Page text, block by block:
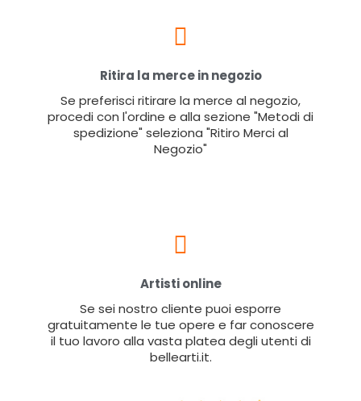
Ritira la merce in negozio
Se preferisci ritirare la merce al negozio,
procedi con l'ordine e alla sezione "Metodi di
spedizione" seleziona "Ritiro Merci al
Negozio"
Artisti online
Se sei nostro cliente puoi esporre
gratuitamente le tue opere e far conoscere
il tuo lavoro alla vasta platea degli utenti di
bellearti.it.